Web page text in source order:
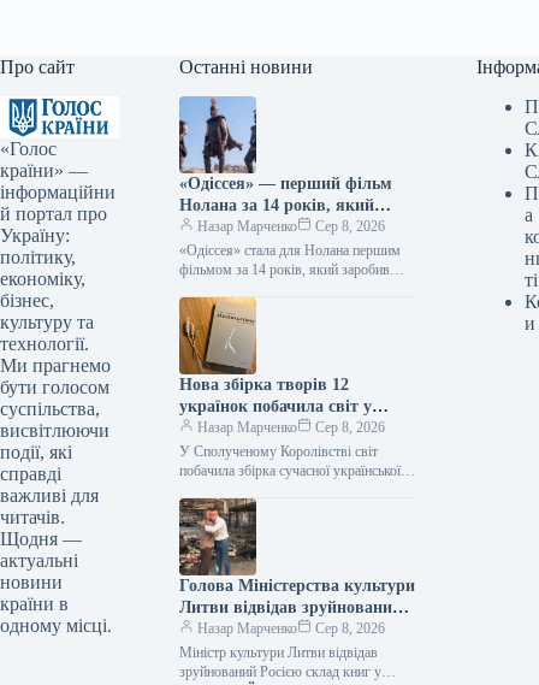
Про сайт
«Голос
країни» —
інформаційни
й портал про
Україну:
політику,
економіку,
бізнес,
культуру та
технології.
Ми прагнемо
бути голосом
суспільства,
висвітлюючи
події, які
справді
важливі для
читачів.
Щодня —
актуальні
новини
країни в
одному місці.
Останні новини
«Одіссея» — перший фільм
Нолана за 14 років, який
перетнув позначку в 1
мільярд доларів.
Назар Марченко
Сер 8, 2026
«Одіссея» стала для Нолана першим
фільмом за 14 років, який заробив
Укрінформ Стрічка Крістофера
Нолана…
Нова збірка творів 12
українок побачила світ у
Великій Британії, тоді як у
Швеції презентовано видання
Наталки Ворожбит.
Назар Марченко
Сер 8, 2026
У Сполученому Королівстві світ
побачила збірка сучасної української
Ukrainian Women’s Poetry”, що вміщує
твори 12 автор_ок.…
Голова Міністерства культури
Литви відвідав зруйнований
російськими військами склад
книг у Харкові
Назар Марченко
Сер 8, 2026
Міністр культури Литви відвідав
зруйнований Росією склад книг у
а
ті
и